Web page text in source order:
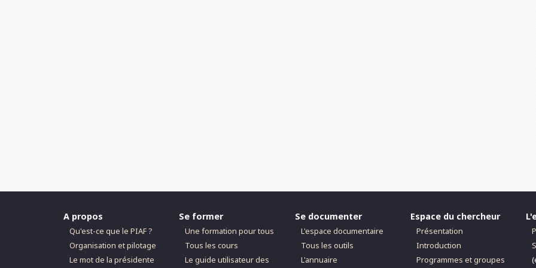
A propos
Qu'est-ce que le PIAF ?
Organisation et pilotage
Le mot de la présidente
Se former
Une formation pour tous
Tous les cours
Le guide utilisateur des
Se documenter
L'espace documentaire
Tous les outils
L'annuaire
Espace du chercheur
Présentation
Introduction
Programmes et groupes